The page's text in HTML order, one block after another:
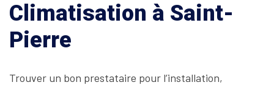
Climatisation à Saint-
Pierre
Trouver un bon prestataire pour l’installation,